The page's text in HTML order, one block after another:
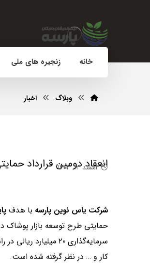
خانه زنجیره های ملی
وبلاگ اخبار
انعقاد دومین قرارداد
اسفند ۱۳, ۱۴۰۳
شرکت یاس نوین پارسه با هدف
سرمایه‌گذاری ۲۰
کار و … در نظر گرفته شده است.